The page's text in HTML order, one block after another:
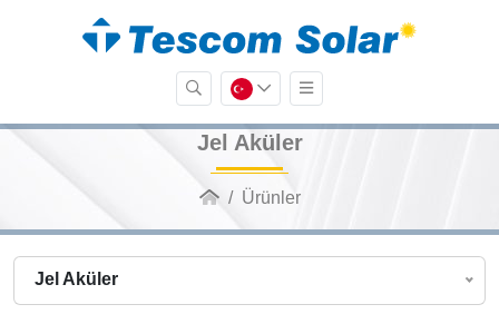
Jel Aküler
Ürünler
Jel Aküler